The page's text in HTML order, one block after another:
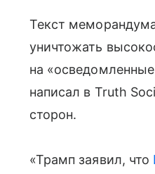
Текст
уничтожать
на
написал в Truth
сторон.
«Трамп заявил, что